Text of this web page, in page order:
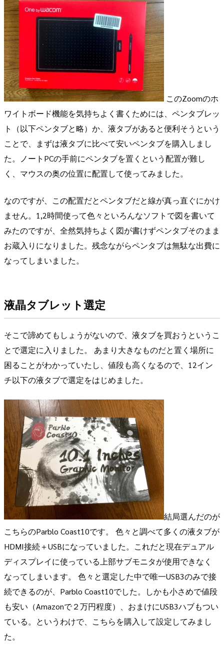
このZoomのホ
ワイトボード機能を気持ちよく書くためには、ペンタブレッ
ト（以下ペンタブと略）か、液タブがあると便利そうという
ことで、まずは液タブに比べて安いペンタブを購入しまし
た。ノートPCの手前にペンタブを置くという配置が難し
く、マウスの奥の位置に配置して使ってみました。
なのですが、この配置だとペンタブだと線が真っ直ぐにかけ
ません。1,2時間使って色々といろんなソフトで図を書いて
みたのですが、全然気持ちよく図が書けずペンタブそのまま
お蔵入りになりました。残念ながらペンタブは無駄な出費に
なってしまいました。
液晶タブレット選定
そこで諦めてもしょうがないので、液タブを買おうというこ
とで選定に入りました。 あまり大きなものだと置く場所に
困ることがわかっていたし、値段も高くなるので、12イン
チ以下の液タブで選定をはじめました。
結局選んだのが
こちらのParblo Coast10です。 色々と調べて多くの液タブが
HDMI接続＋USBになっていました。これだと現在デュアル
ディスプレイに使っている上部サブモニタが使用できなく
なってしまいます。 色々と選定した中で唯一USB3のみで接
続できるのが、Parblo Coast10でした。しかも小さめで値段
も安い（Amazonで２万円程度）、おまけにUSB3ハブもつい
ている。というわけで、こちらを購入して設定してみまし
た。